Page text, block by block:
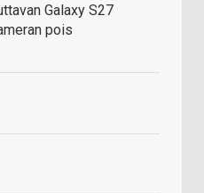
Galaxy S27
pois